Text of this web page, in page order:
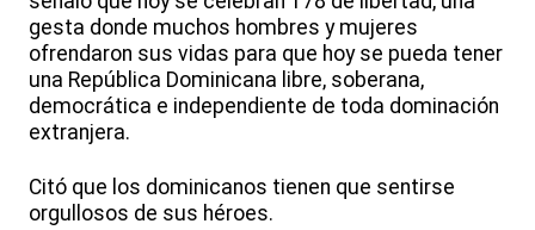
gesta donde muchos hombres y mujeres
ofrendaron sus vidas para que hoy se pueda tener
una República Dominicana libre, soberana,
democrática e independiente de toda dominación
extranjera.
Citó que los dominicanos tienen que sentirse
orgullosos de sus héroes.